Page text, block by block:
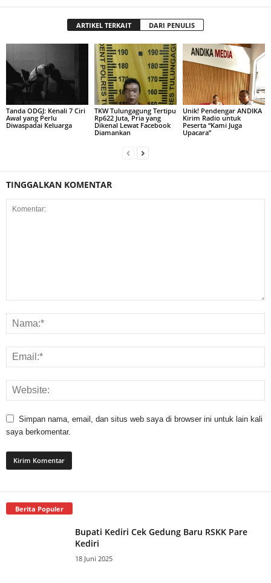
ARTIKEL TERKAIT DARI PENULIS
Tanda ODGJ: Kenali 7 Ciri
Awal yang Perlu
Diwaspadai Keluarga
TKW Tulungagung Tertipu
Rp622 Juta, Pria yang
Dikenal Lewat Facebook
Diamankan
Unik! Pendengar ANDIKA
Kirim Radio untuk
Peserta “Kami Juga
Upacara”
TINGGALKAN KOMENTAR
Simpan nama, email, dan situs web saya di browser ini untuk lain kali
saya berkomentar.
Berita Populer
Bupati Kediri Cek Gedung Baru RSKK Pare
Kediri
18 Juni 2025